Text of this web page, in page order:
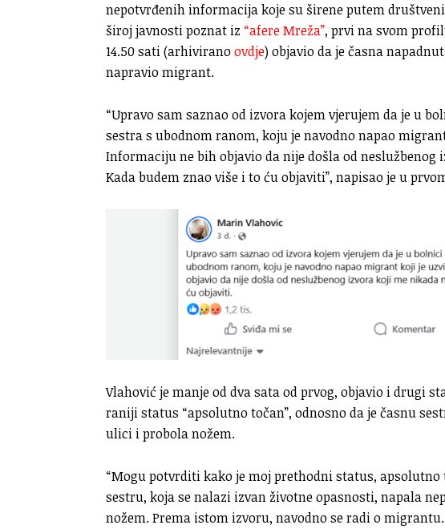
nepotvrđenih informacija koje su širene putem
široj javnosti poznat iz “afere Mreža”, prvi na svom
14.50 sati (arhiviranoovdje) objavio da je časna
napravio migrant.
“Upravo sam saznao od izvora kojem vjerujem da je u
sestra s ubodnom ranom, koju je navodno napao
Informaciju ne bih objavio da nije došla od
Kada budem znao više i to ću objaviti”, napisao je u
Vlahović je manje od dva sata od prvog, objavio i drugi
raniji status “apsolutno točan”, odnosno da je časnu
ulici i probola nožem.
“Mogu potvrditi kako je moj prethodni status, apsolutno
sestru, koja se nalazi izvan životne opasnosti, napala
nožem. Prema istom izvoru, navodno se radi o